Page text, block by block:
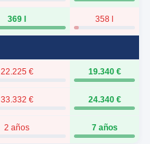
369 l 358 l
22.225 € 19.340 €
33.332 € 24.340 €
2 años 7 años